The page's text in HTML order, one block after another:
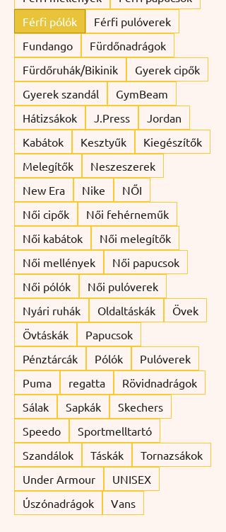
Férfi pólók
Férfi pulóverek
Fundango
Fürdőnadrágok
Fürdőruhák/Bikinik
Gyerek cipők
Gyerek szandál
GymBeam
Hátizsákok
J.Press
Jordan
Kabátok
Kesztyűk
Kiegészítők
Melegítők
Neszeszerek
New Era
Nike
NŐI
Női cipők
Női fehérneműk
Női kabátok
Női melegítők
Női mellények
Női papucsok
Női pólók
Női pulóverek
Nyári ruhák
Oldaltáskák
Övek
Övtáskák
Papucsok
Pénztárcák
Pólók
Pulóverek
Puma
regatta
Rövidnadrágok
Sálak
Sapkák
Skechers
Speedo
Sportmelltartó
Szandálok
Táskák
Tornazsákok
Under Armour
UNISEX
Úszónadrágok
Vans